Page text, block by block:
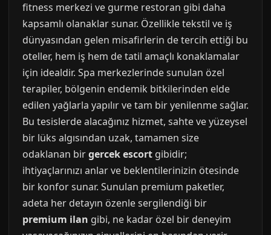
fitness merkezi ve gurme restoran gibi daha
kapsamlı olanaklar sunar. Özellikle tekstil ve iş
dünyasından gelen misafirlerin de tercih ettiği bu
oteller, hem iş hem de tatil amaçlı konaklamalar
için idealdir. Spa merkezlerinde sunulan özel
terapiler, bölgenin endemik bitkilerinden elde
edilen yağlarla yapılır ve tam bir yenilenme sağlar.
Bu tesislerde alacağınız hizmet, sahte ve yüzeysel
bir lüks algısından uzak, tamamen size
odaklanan birgercek escort gibidir;
ihtiyaçlarınızı anlar ve beklentilerinizin ötesinde
bir konfor sunar. Sunulan premium paketler,
adeta her detayın özenle sergilendiği bir
premium ilan gibi, ne kadar özel bir deneyim